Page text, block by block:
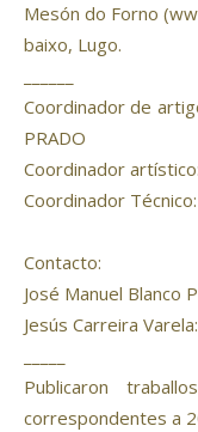
Mesón do Forno
baixo, Lugo.
Coordinador de
PRADO
Coordinador artístico:
Coordinador Técnico:
Contacto:
José Manuel Blanco
Jesús Carreira
Publicaron
correspondentes a